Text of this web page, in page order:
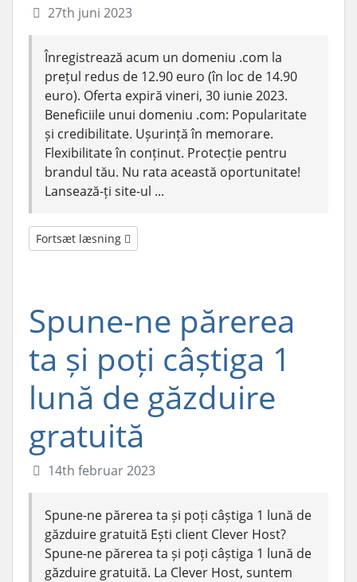
27th juni 2023
Înregistrează acum un domeniu .com la
prețul redus de 12.90 euro (în loc de 14.90
euro). Oferta expiră vineri, 30 iunie 2023.
Beneficiile unui domeniu .com: Popularitate
și credibilitate. Ușurință în memorare.
Flexibilitate în conținut. Protecție pentru
brandul tău. Nu rata această oportunitate!
Lansează-ți site-ul ...
Fortsæt læsning
Spune-ne părerea
ta și poți câștiga 1
lună de găzduire
gratuită
14th februar 2023
Spune-ne părerea ta și poți câștiga 1 lună de
găzduire gratuită Ești client Clever Host?
Spune-ne părerea ta și poți câștiga 1 lună de
găzduire gratuită. La Clever Host, suntem